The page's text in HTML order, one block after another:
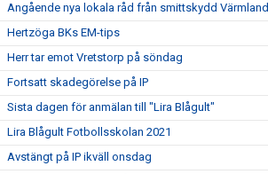
Angående nya lokala råd från smittskydd Värmland
Hertzöga BKs EM-tips
Herr tar emot Vretstorp på söndag
Fortsatt skadegörelse på IP
Sista dagen för anmälan till "Lira Blågult"
Lira Blågult Fotbollsskolan 2021
Avstängt på IP ikväll onsdag